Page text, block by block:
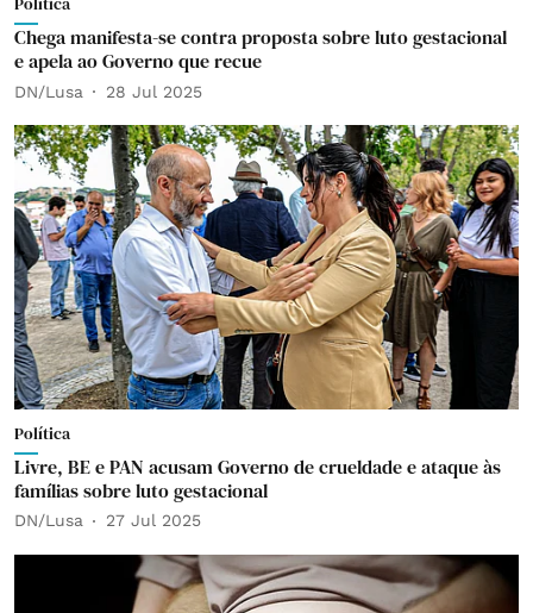
Chega manifesta-se contra proposta sobre luto gestacional
e apela ao Governo que recue
DN/Lusa 28 Jul 2025
Política
Livre, BE e PAN acusam Governo de crueldade e ataque às
famílias sobre luto gestacional
DN/Lusa 27 Jul 2025